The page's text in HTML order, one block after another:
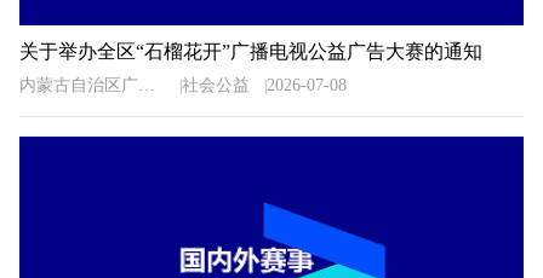
关于举办全区“石榴花开”广播电视公益广告大赛的通知
内蒙古自治区广播电视局 社会公益 2026-07-08